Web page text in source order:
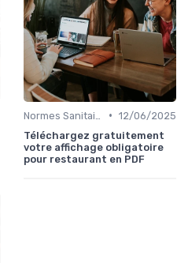
• 12/06/2025
Téléchargez gratuitement
votre affichage obligatoire
pour restaurant en PDF